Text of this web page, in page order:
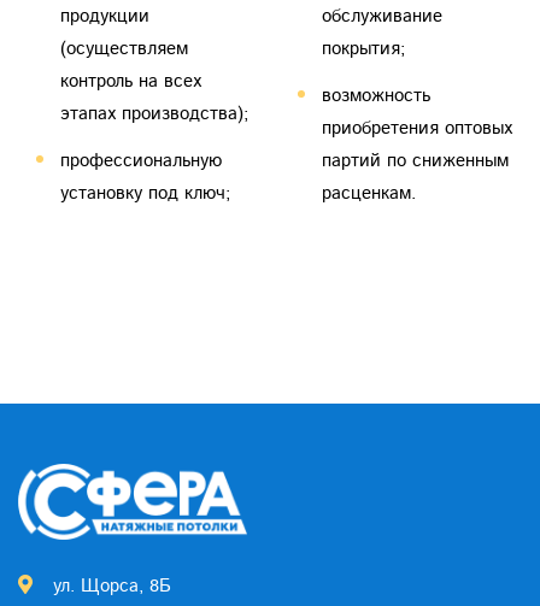
продукции
(осуществляем
контроль на всех
этапах производства);
профессиональную
установку под ключ;
обслуживание
покрытия;
возможность
приобретения оптовых
партий по сниженным
расценкам.
ул. Щорса, 8Б